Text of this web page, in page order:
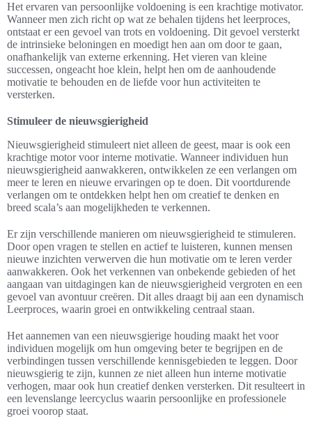
Het ervaren van persoonlijke voldoening is een krachtige motivator.
Wanneer men zich richt op wat ze behalen tijdens het leerproces,
ontstaat er een gevoel van trots en voldoening. Dit gevoel versterkt
de intrinsieke beloningen en moedigt hen aan om door te gaan,
onafhankelijk van externe erkenning. Het vieren van kleine
successen, ongeacht hoe klein, helpt hen om de aanhoudende
motivatie te behouden en de liefde voor hun activiteiten te
versterken.
Stimuleer de nieuwsgierigheid
Nieuwsgierigheid stimuleert niet alleen de geest, maar is ook een
krachtige motor voor interne motivatie. Wanneer individuen hun
nieuwsgierigheid aanwakkeren, ontwikkelen ze een verlangen om
meer te leren en nieuwe ervaringen op te doen. Dit voortdurende
verlangen om te ontdekken helpt hen om creatief te denken en
breed scala’s aan mogelijkheden te verkennen.
Er zijn verschillende manieren om nieuwsgierigheid te stimuleren.
Door open vragen te stellen en actief te luisteren, kunnen mensen
nieuwe inzichten verwerven die hun motivatie om te leren verder
aanwakkeren. Ook het verkennen van onbekende gebieden of het
aangaan van uitdagingen kan de nieuwsgierigheid vergroten en een
gevoel van avontuur creëren. Dit alles draagt bij aan een dynamisch
Leerproces, waarin groei en ontwikkeling centraal staan.
Het aannemen van een nieuwsgierige houding maakt het voor
individuen mogelijk om hun omgeving beter te begrijpen en de
verbindingen tussen verschillende kennisgebieden te leggen. Door
nieuwsgierig te zijn, kunnen ze niet alleen hun interne motivatie
verhogen, maar ook hun creatief denken versterken. Dit resulteert in
een levenslange leercyclus waarin persoonlijke en professionele
groei voorop staat.